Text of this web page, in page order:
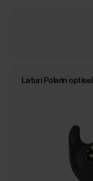
Laturi Polarin